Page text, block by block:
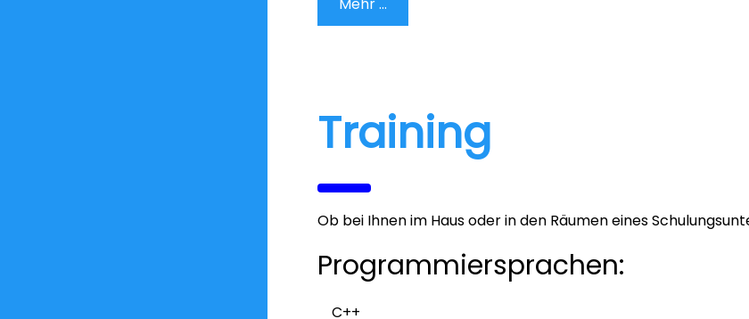
Training
Ob bei Ihnen im Haus oder in den Räumen eines
Programmiersprachen:
C++